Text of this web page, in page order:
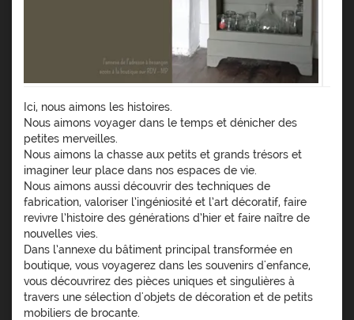
Ici, nous aimons les histoires.
Nous aimons voyager dans le temps et dénicher des
petites merveilles.
Nous aimons la chasse aux petits et grands trésors et
imaginer leur place dans nos espaces de vie.
Nous aimons aussi découvrir des techniques de
fabrication, valoriser l’ingéniosité et l’art décoratif, faire
revivre l’histoire des générations d’hier et faire naître de
nouvelles vies.
Dans l’annexe du bâtiment principal transformée en
boutique, vous voyagerez dans les souvenirs d'enfance,
vous découvrirez des pièces uniques et singulières à
travers une sélection d'objets de décoration et de petits
mobiliers de brocante.